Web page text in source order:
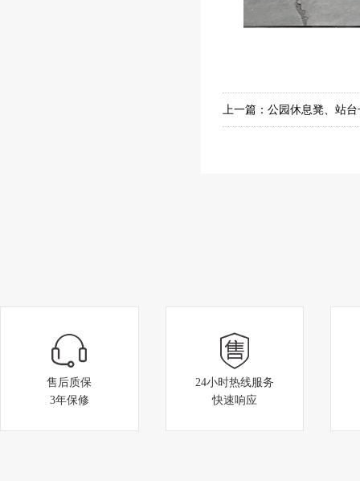
上一篇： 公园休息凳、站台
售后质保
3年保修
24小时热线服务
快速响应